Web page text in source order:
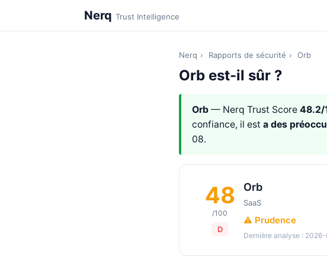
Nerq Trust Intelligence
Nerq › Rapports de sécurité › Orb
Orb est-il sûr ?
Orb — Nerq Trust Score 48.2/
confiance, il est a des
08.
48
/100
D
Orb
SaaS
⚠️ Prudence
Dernière analyse :